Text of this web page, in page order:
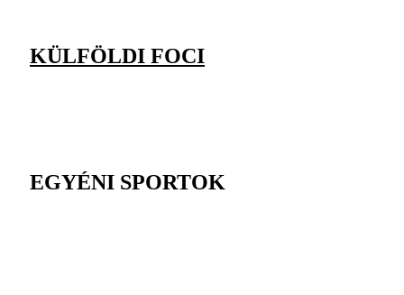
KÜLFÖLDI FOCI
EGYÉNI SPORTOK